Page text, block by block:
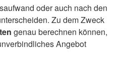
oder auch nach den
Zu dem Zweck
genau berechnen können,
Angebot